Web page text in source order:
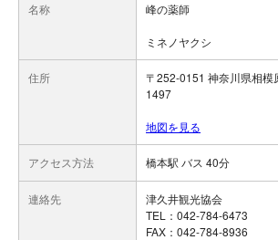
名称 峰の薬師
ミネノヤクシ
住所
〒252-0151 神奈川県相模
1497
地図を見る
アクセス方法 橋本駅 バス 40分
連絡先
津久井観光協会
TEL：042-784-6473
FAX：042-784-8936